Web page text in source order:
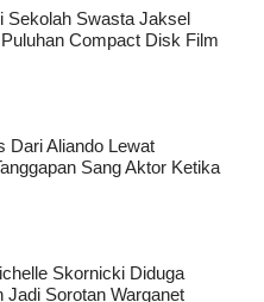
Sekolah Swasta Jaksel
Compact Disk Film
Dari Aliando Lewat
Sang Aktor Ketika
Skornicki Diduga
Jadi Sorotan Warganet